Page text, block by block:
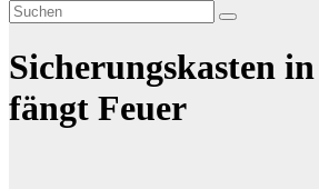
Sicherungskasten
fängt Feuer